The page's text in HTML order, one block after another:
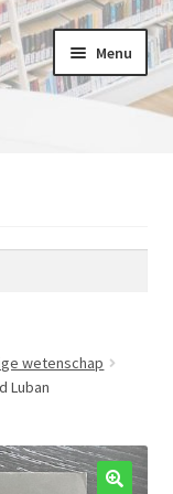
Menu
wetenschap
Luban